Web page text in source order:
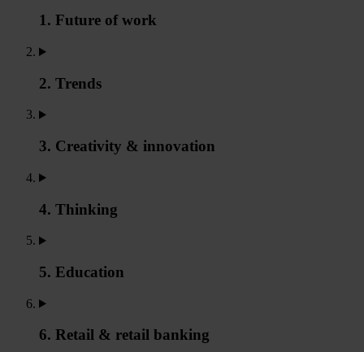
1. Future of work
2. Trends
3. Creativity & innovation
4. Thinking
5. Education
6. Retail & retail banking